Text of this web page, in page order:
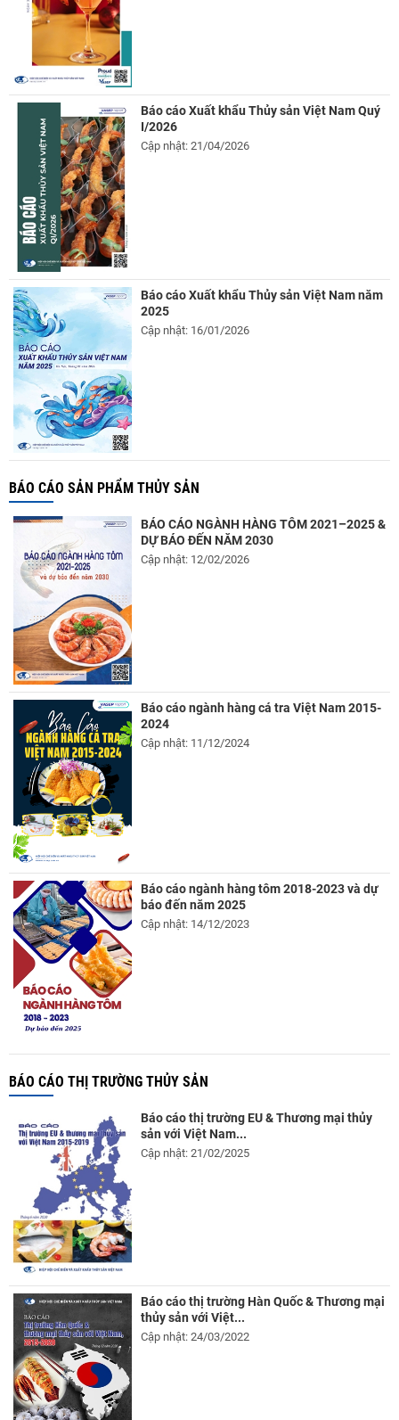
Báo cáo Xuất khẩu Thủy sản Việt Nam Quý
I/2026
Cập nhật: 21/04/2026
Báo cáo Xuất khẩu Thủy sản Việt Nam năm
2025
Cập nhật: 16/01/2026
BÁO CÁO SẢN PHẨM THỦY SẢN
BÁO CÁO NGÀNH HÀNG TÔM 2021–2025 &
DỰ BÁO ĐẾN NĂM 2030
Cập nhật: 12/02/2026
Báo cáo ngành hàng cá tra Việt Nam 2015-
2024
Cập nhật: 11/12/2024
Báo cáo ngành hàng tôm 2018-2023 và dự
báo đến năm 2025
Cập nhật: 14/12/2023
BÁO CÁO THỊ TRƯỜNG THỦY SẢN
Báo cáo thị trường EU & Thương mại thủy
sản với Việt Nam...
Cập nhật: 21/02/2025
Báo cáo thị trường Hàn Quốc & Thương mại
thủy sản với Việt...
Cập nhật: 24/03/2022